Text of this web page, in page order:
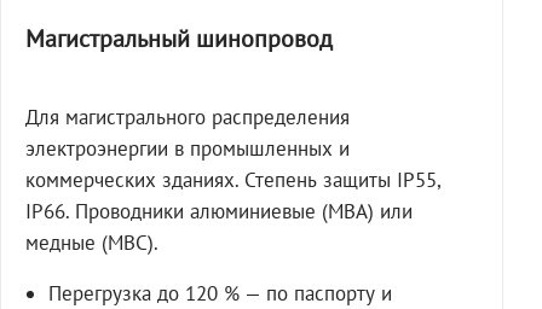
Магистральный шинопровод
Для магистрального распределения
электроэнергии в промышленных и
коммерческих зданиях. Степень защиты IP55,
IP66. Проводники алюминиевые (МВА) или
медные (МВС).
Перегрузка до 120 % — по паспорту и